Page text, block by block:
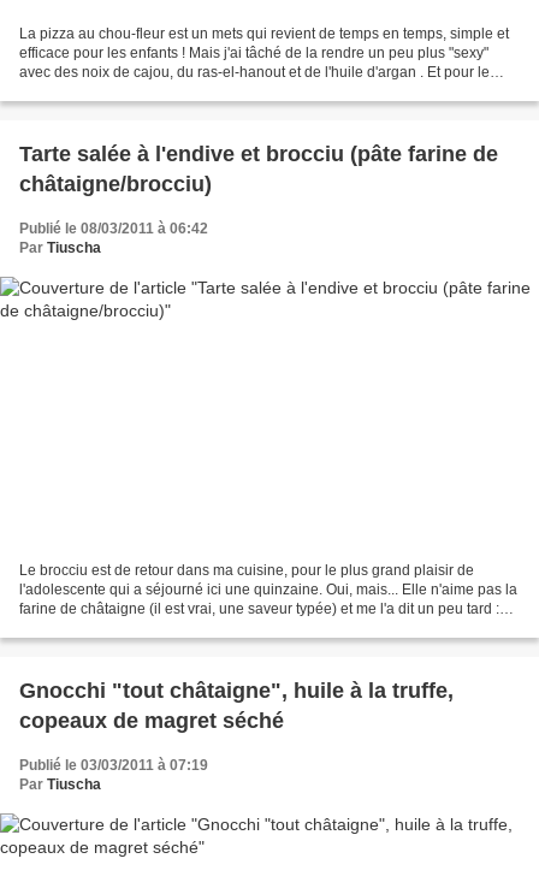
La pizza au chou-fleur est un mets qui revient de temps en temps, simple et
efficace pour les enfants ! Mais j'ai tâché de la rendre un peu plus "sexy"
avec des noix de cajou, du ras-el-hanout et de l'huile d'argan . Et pour le
Tarte salée à l'endive et brocciu (pâte farine de
châtaigne/brocciu)
Publié le 08/03/2011 à 06:42
Par Tiuscha
Le brocciu est de retour dans ma cuisine, pour le plus grand plaisir de
l'adolescente qui a séjourné ici une quinzaine. Oui, mais... Elle n'aime pas la
farine de châtaigne (il est vrai, une saveur typée) et me l'a dit un peu tard :
Gnocchi "tout châtaigne", huile à la truffe,
copeaux de magret séché
Publié le 03/03/2011 à 07:19
Par Tiuscha